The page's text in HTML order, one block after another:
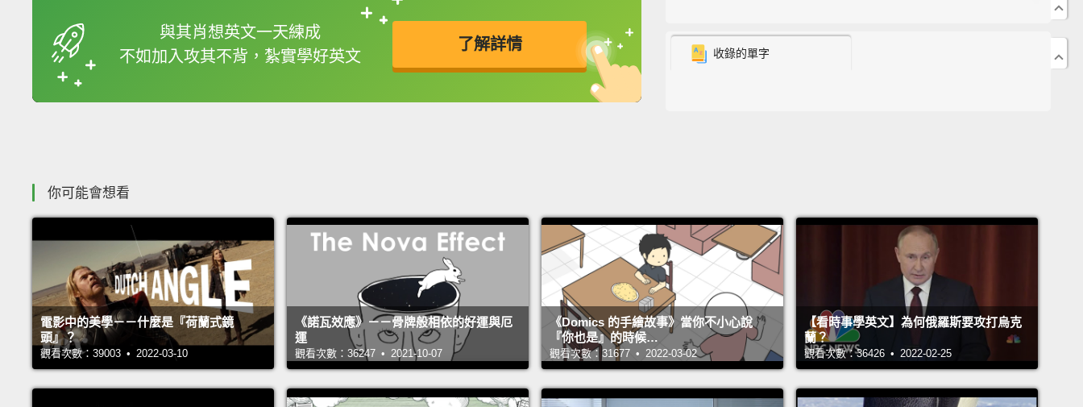
與其肖想英文一天練成
不如加入攻其不背，紮實學好英文
了解詳情
框選或點兩下字幕可以直接查字典喔！
05:08 "underprivileged kids" 中文是什麼意思？
09:52 "transparency"是指呈現什麼樣的狀態？
16:12 「貧窮、不平等」英文可以說？
16:20 「假說、假設」英文可以說？
16:24 "obstacle"是指遇到哪種狀況？
16:27 「潛能」英文可以說？
16:37 "allocate"中文是什麼意思？
22:44 "delegate"跟什麼身分有關？
收錄的單字
你可能會想看
電影中的美學－－什麼是『荷蘭式鏡
頭』？
觀看次數：39003 • 2022-03-10
《諾瓦效應》－－骨牌般相依的好運與厄
運
觀看次數：36247 • 2021-10-07
《Domics 的手繪故事》當你不小心說
『你也是』的時候…
觀看次數：31677 • 2022-03-02
【看時事學英文】為何俄羅斯要攻打烏克
蘭？
觀看次數：36426 • 2022-02-25